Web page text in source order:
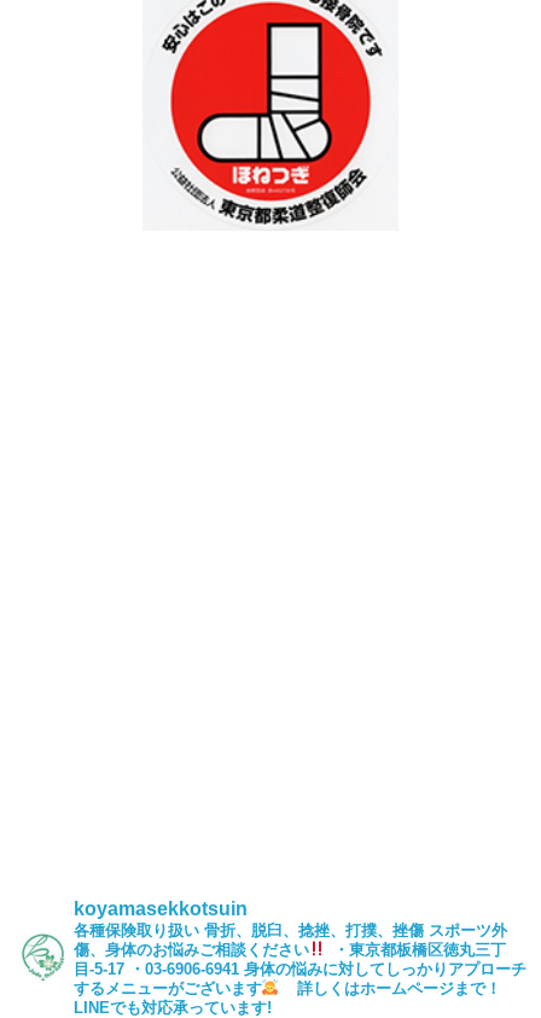
koyamasekkotsuin
各種保険取り扱い 骨折、脱臼、捻挫、打撲、挫傷 スポーツ外
傷、身体のお悩みご相談ください
・東京都板橋区徳丸三丁
目-5-17 ・03-6906-6941 身体の悩みに対してしっかりアプローチ
するメニューがございます
詳しくはホームページまで！
LINEでも対応承っています!